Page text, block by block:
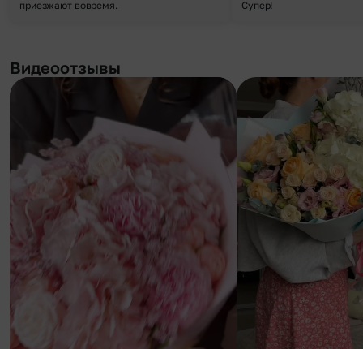
приезжают вовремя.
Супер!
Видеоотзывы